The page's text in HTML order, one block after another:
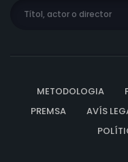
METODOLOGIA
PREMSA
AVÍS